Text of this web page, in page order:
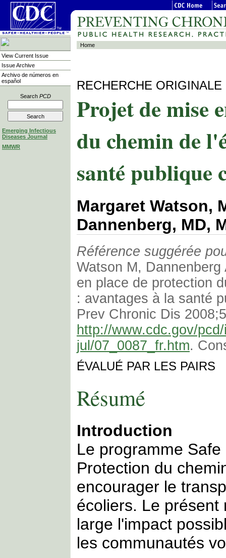
View Current Issue
Issue Archive
Archivo de números en
español
Search PCD
Emerging Infectious
Diseases Journal
MMWR
Home
RECHERCHE ORIGINALE
Projet de mise
du chemin de
santé publique
Margaret Watson,
Dannenberg, MD,
Référence suggérée
Watson M,
en place de protection
: avantages à la santé
Prev Chronic Dis
http://www.cdc.gov/
jul/07_0087_fr.htm.
ÉVALUÉ PAR LES PAIRS
Résumé
Introduction
Le programme
Protection du
encourager le
écoliers. Le présent
large l'impact
les communautés